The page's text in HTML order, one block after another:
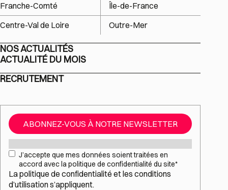
Franche-Comté
Île-de-France
Centre-Val de Loire
Outre-Mer
NOS ACTUALITÉS
ACTUALITÉ DU MOIS
RECRUTEMENT
ABONNEZ-VOUS À NOTRE NEWSLETTER
Mail*
RGPD*
J’accepte que mes données soient traitées en
accord avec la politique de confidentialité du site*
Lapolitique de confidentialité et les conditions
d’utilisations’appliquent.